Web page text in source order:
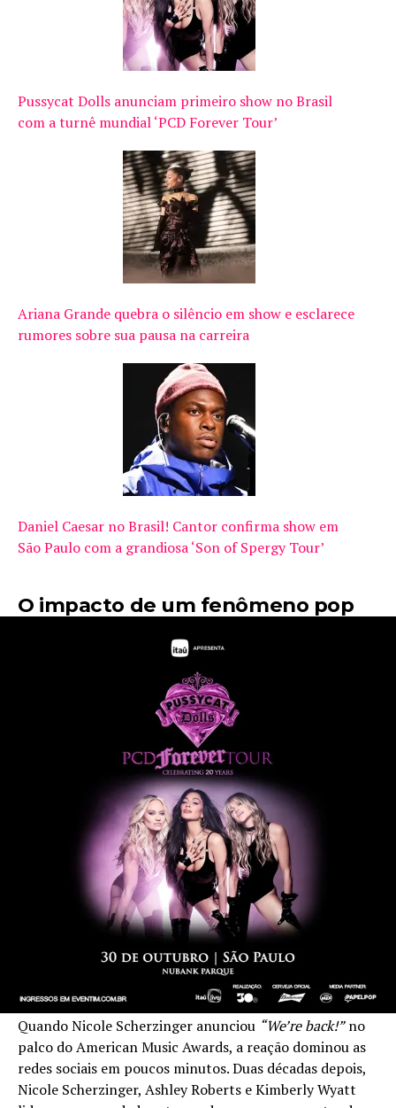
Pussycat Dolls anunciam primeiro show no Brasil
com a turnê mundial ‘PCD Forever Tour’
Ariana Grande quebra o silêncio em show e esclarece
rumores sobre sua pausa na carreira
Daniel Caesar no Brasil! Cantor confirma show em
São Paulo com a grandiosa ‘Son of Spergy Tour’
O impacto de um fenômeno pop
Quando Nicole Scherzinger anunciou “We’re back!”no
palco do American Music Awards, a reação dominou as
redes sociais em poucos minutos. Duas décadas depois,
Nicole Scherzinger, Ashley Roberts e Kimberly Wyatt